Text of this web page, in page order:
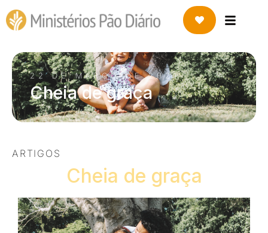
22 DE MARÇO DE 2021
Cheia de graça
ARTIGOS
Cheia de graça